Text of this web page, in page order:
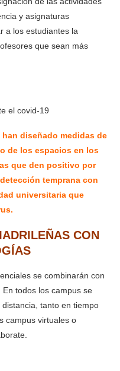
y asignaturas
a los estudiantes la
que sean más
diseñado medidas de
de los espacios en los
que den positivo por
temprana con
universitaria que
CON
se combinarán con
todos los campus se
tanto en tiempo
campus virtuales o